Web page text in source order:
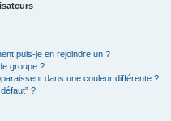
puis-je en rejoindre un ?
groupe ?
dans une couleur différente ?
?